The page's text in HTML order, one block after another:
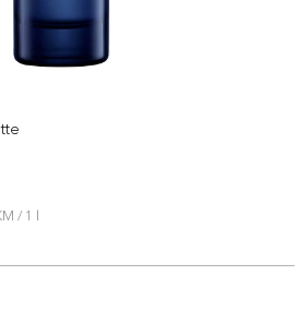
/ 1 l